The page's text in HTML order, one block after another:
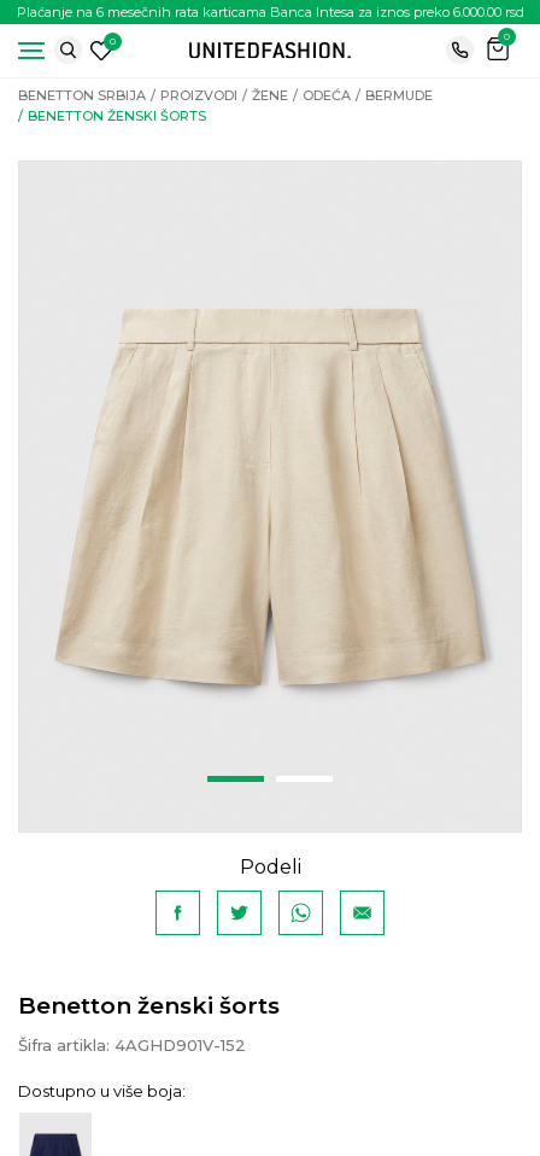
Plaćanje na 6 mesečnih rata karticama Banca Intesa za iznos preko 6.000.00 rsd
0
0
BENETTON SRBIJA PROIZVODI ŽENE ODEĆA
BERMUDE
BENETTON ŽENSKI ŠORTS
Podeli
Benetton ženski šorts
Šifra artikla: 4AGHD901V-152
Dostupno u više boja: